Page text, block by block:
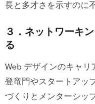
長と多才さを示すのに
３．ネットワーキ
る
Web デザインのキャリ
登竜門やスタートアッ
づくりとメンターシッ